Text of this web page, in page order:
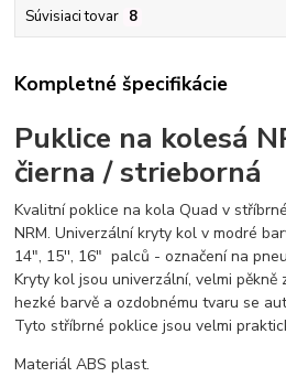
Súvisiaci tovar 8
Kompletné špecifikácie
Puklice na kolesá
čierna / strieborná
Kvalitní poklice na kola Quad v
NRM. Univerzální kryty kol v modré
14", 15'', 16" palců - označení na
Kryty kol jsou univerzální, velmi pěkně
hezké barvě a ozdobnému tvaru se
Tyto stříbrné poklice jsou velmi
Materiál ABS plast.